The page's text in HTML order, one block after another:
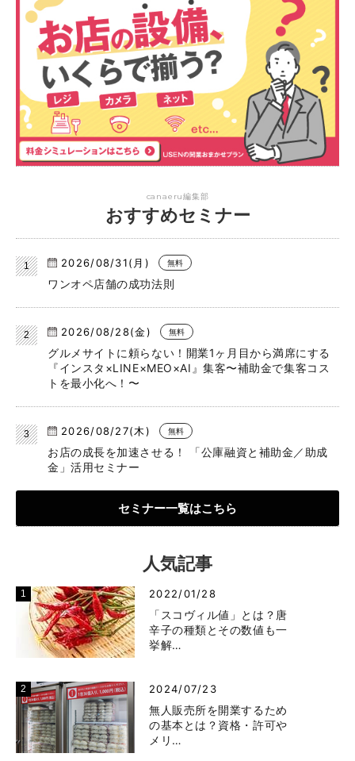
canaeru編集部
おすすめセミナー
2026/08/31(月) 無料
ワンオペ店舗の成功法則
2026/08/28(金) 無料
グルメサイトに頼らない！開業1ヶ月目から満席にする
『インスタ×LINE×MEO×AI』集客〜補助金で集客コス
トを最小化へ！〜
2026/08/27(木) 無料
お店の成長を加速させる！ 「公庫融資と補助金／助成
金」活用セミナー
セミナー一覧はこちら
人気記事
2022/01/28
「スコヴィル値」とは？唐
辛子の種類とその数値も一
挙解…
2024/07/23
無人販売所を開業するため
の基本とは？資格・許可や
メリ…